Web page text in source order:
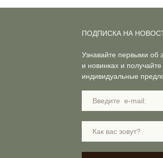
Узнавайте первыми об
и новинках и получайте
индивидуальные
ПОДПИСКА НА